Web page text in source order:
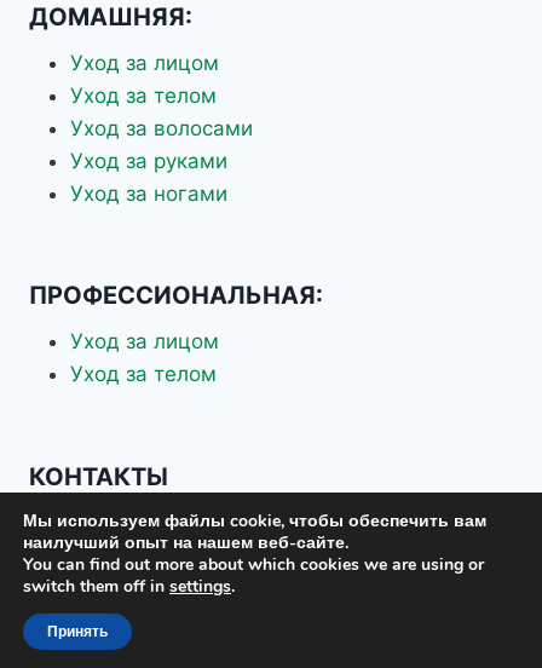
Корень цикория
Коэнзим Q10
Ланолин
Лецитин
Масло Косточек Винограда
Масло Макадамии
масло манго
Масло Ши
Молочная кислота
Муцин
Ниацинамид
Пчелиный воск
рисовый крахмал
розмарин
розовая глина
Спирулина платенсис
Токоферол + ацетат
ДОМАШНЯЯ:
Уход за лицом
Уход за телом
Уход за волосами
Уход за руками
Уход за ногами
ПРОФЕССИОНАЛЬНАЯ:
Уход за лицом
Уход за телом
КОНТАКТЫ
+7 926 337-70-88
+7 903 619-75-37
eskosplus@mail.ru
Мы используем файлы cookie, чтобы обеспечить вам
наилучший опыт на нашем веб-сайте.
You can find out more about which cookies we are using or
switch them off in settings.
Принять